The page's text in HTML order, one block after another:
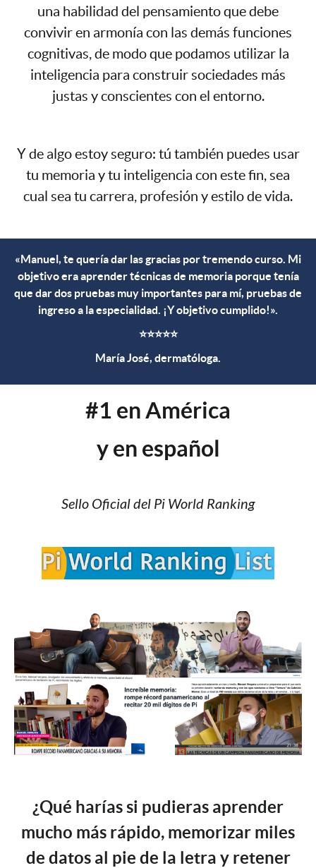
una habilidad del pensamiento que debe
convivir en armonía con las demás funciones
cognitivas, de modo que podamos utilizar la
inteligencia para construir sociedades más
justas y conscientes con el entorno.
Y de algo estoy seguro: tú también puedes usar
tu memoria y tu inteligencia con este fin, sea
cual sea tu carrera, profesión y estilo de vida.
«Manuel, te quería dar las gracias por tremendo curso. Mi
objetivo era aprender técnicas de memoria porque tenía
que dar dos pruebas muy importantes para mí, pruebas de
ingreso a la especialidad. ¡Y objetivo cumplido!».
⭐⭐⭐⭐⭐
María José, dermatóloga.
#1 en América
y en español
Sello Oficial del Pi World Ranking
¿Qué harías si pudieras aprender
mucho más rápido, memorizar miles
de datos al pie de la letra y retener